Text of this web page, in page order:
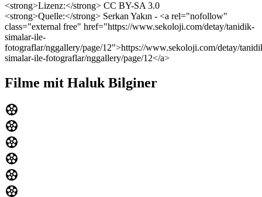
<strong>Lizenz:</strong> CC BY-SA 3.0
<strong>Quelle:</strong> Serkan Yakın - <a rel="nofollow"
class="external free" href="https://www.sekoloji.com/detay/tanidik-
simalar-ile-
fotograflar/nggallery/page/12">https://www.sekoloji.com/detay/
simalar-ile-fotograflar/nggallery/page/12</a>
Filme mit Haluk Bilginer